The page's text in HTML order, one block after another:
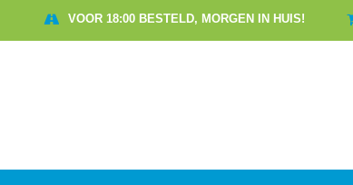
VOOR 18:00 BESTELD, MORGEN IN HUIS!